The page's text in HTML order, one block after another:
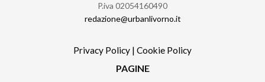
P.iva 02054160490
redazione@urbanlivorno.it
Privacy Policy | Cookie Policy
PAGINE